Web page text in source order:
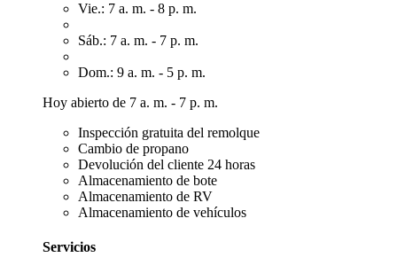
Vie.: 7 a. m. - 8 p. m.
Sáb.: 7 a. m. - 7 p. m.
Dom.: 9 a. m. - 5 p. m.
Hoy abierto de 7 a. m. - 7 p. m.
Inspección gratuita del remolque
Cambio de propano
Devolución del cliente 24 horas
Almacenamiento de bote
Almacenamiento de RV
Almacenamiento de vehículos
Servicios